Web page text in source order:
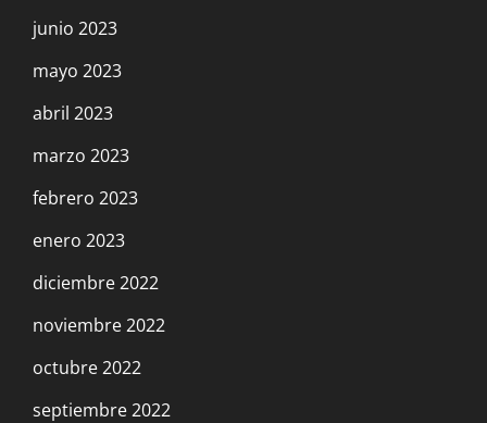
junio 2023
mayo 2023
abril 2023
marzo 2023
febrero 2023
enero 2023
diciembre 2022
noviembre 2022
octubre 2022
septiembre 2022